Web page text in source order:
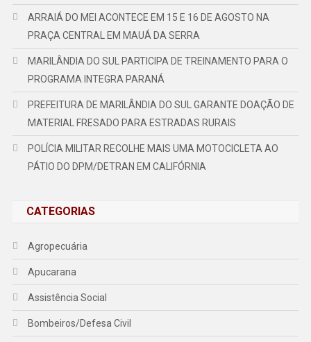
ARRAIÁ DO MEI ACONTECE EM 15 E 16 DE AGOSTO NA
PRAÇA CENTRAL EM MAUÁ DA SERRA
MARILÂNDIA DO SUL PARTICIPA DE TREINAMENTO PARA O
PROGRAMA INTEGRA PARANÁ
PREFEITURA DE MARILÂNDIA DO SUL GARANTE DOAÇÃO DE
MATERIAL FRESADO PARA ESTRADAS RURAIS
POLÍCIA MILITAR RECOLHE MAIS UMA MOTOCICLETA AO
PÁTIO DO DPM/DETRAN EM CALIFÓRNIA
CATEGORIAS
Agropecuária
Apucarana
Assistência Social
Bombeiros/Defesa Civil